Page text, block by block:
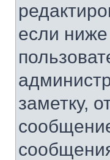
если
заметку,